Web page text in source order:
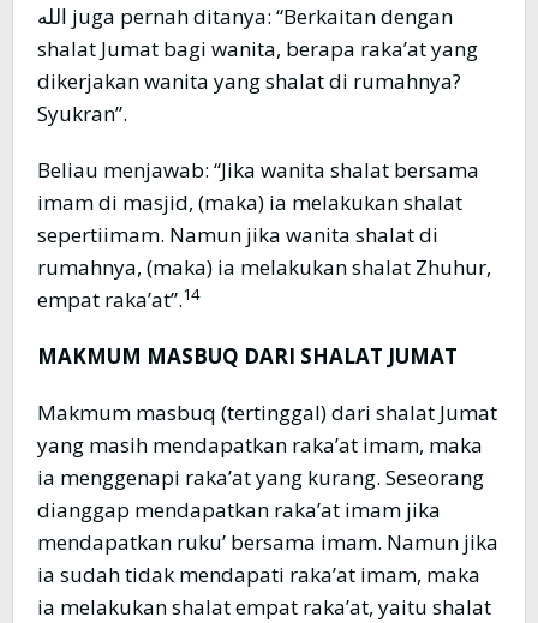
الله juga pernah ditanya: “Berkaitan dengan
shalat Jumat bagi wanita, berapa raka’at yang
dikerjakan wanita yang shalat di rumahnya?
Syukran”.
Beliau menjawab: “Jika wanita shalat bersama
imam di masjid, (maka) ia melakukan shalat
sepertiimam. Namun jika wanita shalat di
rumahnya, (maka) ia melakukan shalat Zhuhur,
empat raka’at”.14
MAKMUM MASBUQ DARI SHALAT JUMAT
Makmum masbuq (tertinggal) dari shalat Jumat
yang masih mendapatkan raka’at imam, maka
ia menggenapi raka’at yang kurang. Seseorang
dianggap mendapatkan raka’at imam jika
mendapatkan ruku’ bersama imam. Namun jika
ia sudah tidak mendapati raka’at imam, maka
ia melakukan shalat empat raka’at, yaitu shalat